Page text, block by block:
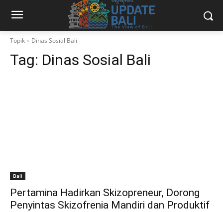
Topik Dinas Sosial Bali
Tag: Dinas Sosial Bali
Bali
Pertamina Hadirkan Skizopreneur, Dorong
Penyintas Skizofrenia Mandiri dan Produktif